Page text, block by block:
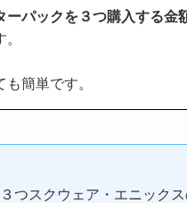
ーパックを３つ購入する金
簡単です。
つスクウェア・エニック